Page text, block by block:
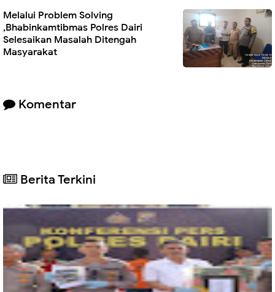
Melalui Problem Solving
,Bhabinkamtibmas Polres Dairi
Selesaikan Masalah Ditengah
Masyarakat
Komentar
Berita Terkini